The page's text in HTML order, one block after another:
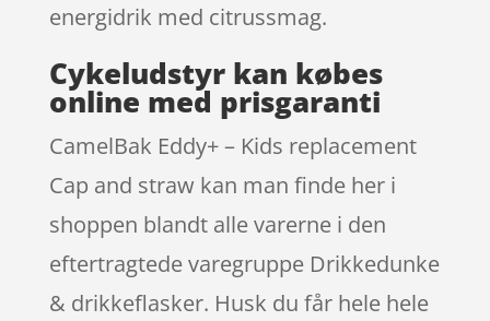
energidrik med citrussmag.
Cykeludstyr kan købes
online med prisgaranti
CamelBak Eddy+ – Kids replacement
Cap and straw kan man finde her i
shoppen blandt alle varerne i den
eftertragtede varegruppe Drikkedunke
& drikkeflasker. Husk du får hele hele